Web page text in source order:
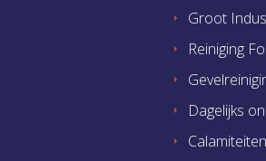
Groot
Reiniging
Dagelijks